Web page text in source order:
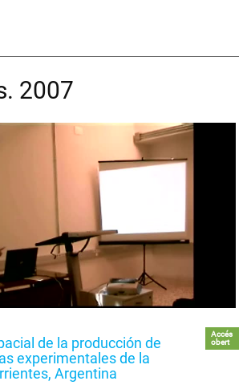
2007
de la producción de
experimentales de la
Argentina
Accés
obert